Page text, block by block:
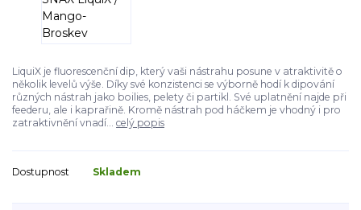
LiquiX je fluorescenční dip, který vaši nástrahu posune v atraktivitě o
několik levelů výše. Díky své konzistenci se výborně hodí k dipování
různých nástrah jako boilies, pelety či partikl. Své uplatnění najde při
feederu, ale i kaprařině. Kromě nástrah pod háčkem je vhodný i pro
zatraktivnění vnadí... celý popis
Dostupnost Skladem